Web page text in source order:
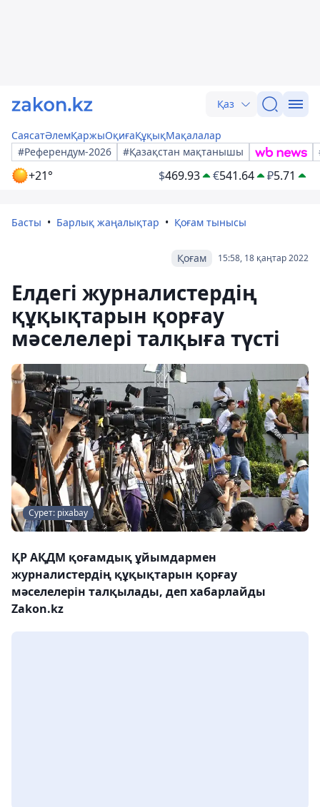
Қаз
СаясатӘлемҚаржыОқиғаҚұқықМақалалар
#Референдум-2026
#Қазақстан мақтанышы
+21° $469.93 €541.64 ₽5.71
Басты Барлық жаңалықтар Қоғам тынысы
15:58, 18 қаңтар 2022
Қоғам
Елдегі журналистердің
құқықтарын қорғау
мәселелері талқыға түсті
Сурет: pixabay
ҚР АҚДМ қоғамдық ұйымдармен
журналистердің құқықтарын қорғау
мәселелерін талқылады, деп хабарлайды
Zakon.kz